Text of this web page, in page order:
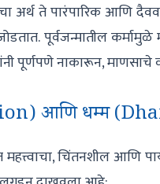
अर्थ ते पारंपारिक आणि
पूर्वजन्मातील
पूर्णपणे नाकारून, माणसाचे
आणि धम्म
महत्त्वाचा, चिंतनशील